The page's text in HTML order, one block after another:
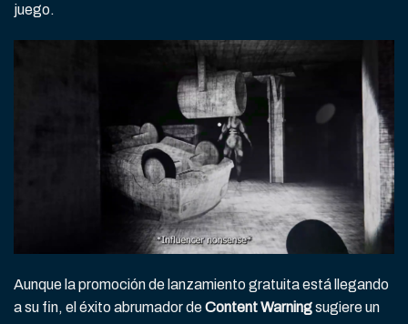
juego.
Aunque la promoción de lanzamiento gratuita está llegando
a su fin, el éxito abrumador deContent Warningsugiere un